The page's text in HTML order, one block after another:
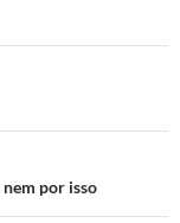
por isso